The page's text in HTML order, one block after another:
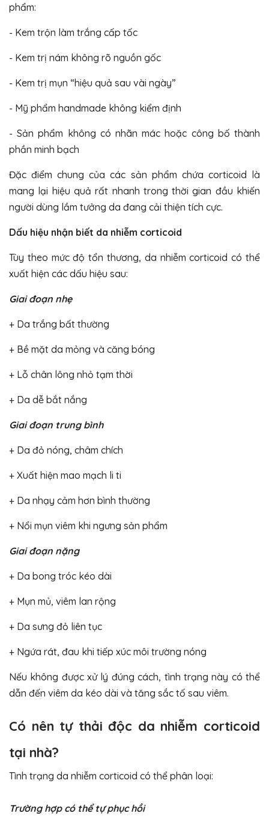
phẩm:
- Kem trộn làm trắng cấp tốc
- Kem trị nám không rõ nguồn gốc
- Kem trị mụn “hiệu quả sau vài ngày”
- Mỹ phẩm handmade không kiểm định
- Sản phẩm không có nhãn mác hoặc công bố thành
phần minh bạch
Đặc điểm chung của các sản phẩm chứa corticoid là
mang lại hiệu quả rất nhanh trong thời gian đầu khiến
người dùng lầm tưởng da đang cải thiện tích cực.
Dấu hiệu nhận biết da nhiễm corticoid
Tùy theo mức độ tổn thương, da nhiễm corticoid có thể
xuất hiện các dấu hiệu sau:
Giai đoạn nhẹ
+ Da trắng bất thường
+ Bề mặt da mỏng và căng bóng
+ Lỗ chân lông nhỏ tạm thời
+ Da dễ bắt nắng
Giai đoạn trung bình
+ Da đỏ nóng, châm chích
+ Xuất hiện mao mạch li ti
+ Da nhạy cảm hơn bình thường
+ Nổi mụn viêm khi ngưng sản phẩm
Giai đoạn nặng
+ Da bong tróc kéo dài
+ Mụn mủ, viêm lan rộng
+ Da sưng đỏ liên tục
+ Ngứa rát, đau khi tiếp xúc môi trường nóng
Nếu không được xử lý đúng cách, tình trạng này có thể
dẫn đến viêm da kéo dài và tăng sắc tố sau viêm.
Có nên tự thải độc da nhiễm corticoid
tại nhà?
Tình trạng da nhiễm corticoid có thể phân loại:
Trường hợp có thể tự phục hồi